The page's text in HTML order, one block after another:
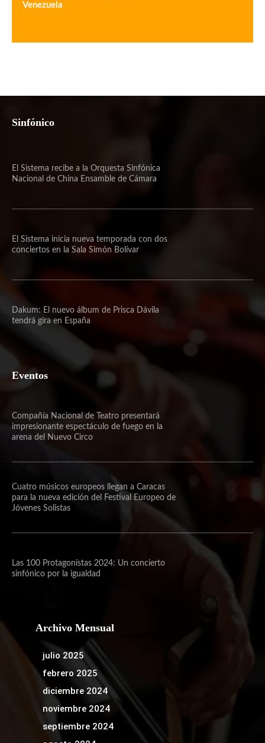
Venezuela
Sinfónico
El Sistema recibe a la Orquesta Sinfónica
Nacional de China Ensamble de Cámara
El Sistema inicia nueva temporada con dos
conciertos en la Sala Simón Bolívar
Dakum: El nuevo álbum de Prisca Dávila
tendrá gira en España
Eventos
Compañía Nacional de Teatro presentará
impresionante espectáculo de fuego en la
arena del Nuevo Circo
Cuatro músicos europeos llegan a Caracas
para la nueva edición del Festival Europeo de
Jóvenes Solistas
Las 100 Protagonistas 2024: Un concierto
sinfónico por la igualdad
Archivo Mensual
julio 2025
febrero 2025
diciembre 2024
noviembre 2024
septiembre 2024